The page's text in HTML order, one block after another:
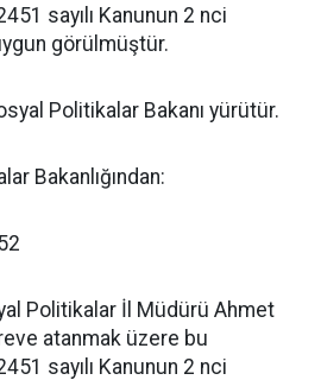
sayılı Kanunun 2 nci
görülmüştür.
Politikalar Bakanı yürütür.
Bakanlığından:
Politikalar İl Müdürü Ahmet
atanmak üzere bu
sayılı Kanunun 2 nci